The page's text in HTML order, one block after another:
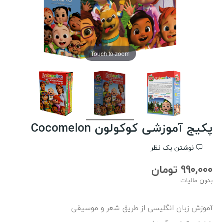
Touch to zoom
پکیج آموزشی کوکولون Cocomelon
نوشتن یک نظر
990,000 تومان
بدون مالیات
آموزش زبان انگلیسی از طریق شعر و موسیقی